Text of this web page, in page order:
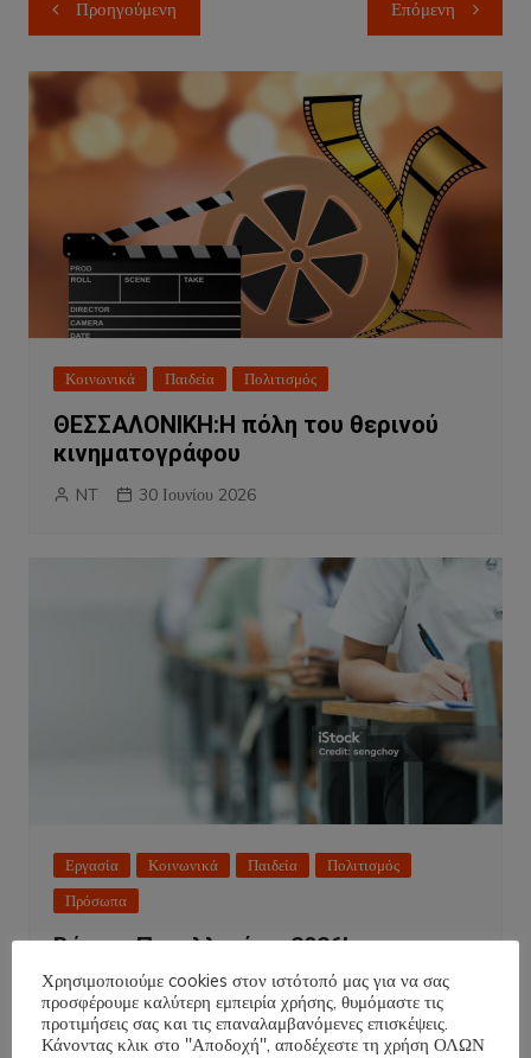
άρθρων
Προηγούμενη Επόμενη
Κοινωνικά Παιδεία Πολιτισμός
ΘΕΣΣΑΛΟΝΙΚΗ:Η πόλη του θερινού
κινηματογράφου
NT 30 Ιουνίου 2026
Εργασία Κοινωνικά Παιδεία
Πολιτισμός
Πρόσωπα
Βάσεις Πανελληνίων 2026!
NT 30 Ιουνίου 2026
Χρησιμοποιούμε cookies στον ιστότοπό μας για να σας
προσφέρουμε καλύτερη εμπειρία χρήσης, θυμόμαστε τις
προτιμήσεις σας και τις επαναλαμβανόμενες επισκέψεις.
Κάνοντας κλικ στο "Αποδοχή", αποδέχεστε τη χρήση ΟΛΩΝ